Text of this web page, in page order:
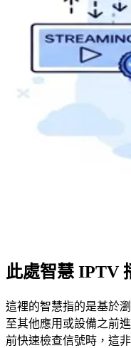
此處智慧 IPTV
這裡的智慧指的是基於
至其他應用或設備之前
前快速檢查信號時，這